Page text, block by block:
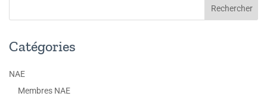
Catégories
NAE
Membres NAE